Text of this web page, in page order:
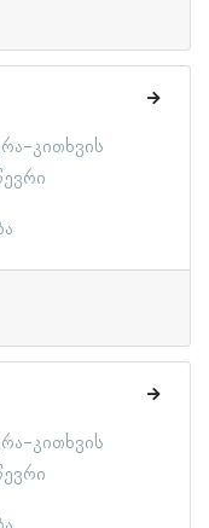
კითხვის
კითხვის